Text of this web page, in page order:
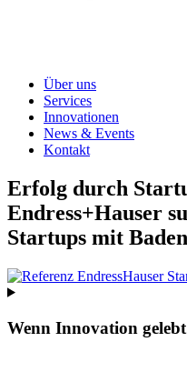
Über uns
Services
Innovationen
News & Events
Kontakt
Erfolg durch
Endress+Hauser
Startups mit
Wenn Innovation